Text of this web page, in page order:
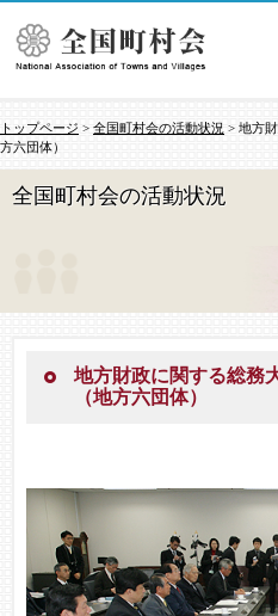
トップページ > 全国町村会の活動状況 > 地方
方六団体）
全国町村会の活動状況
地方財政に関する総務
（地方六団体）